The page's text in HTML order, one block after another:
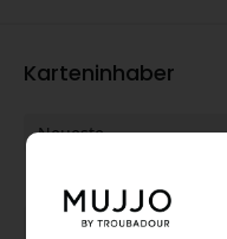
Karteninhaber
Alle
🎉